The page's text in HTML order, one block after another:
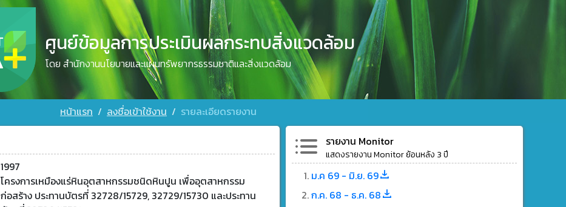
ศูนย์ข้อมูลการประเมินผลกระทบสิ่งแวดล้อม
โดย สำนักงานนโยบายและแผนทรัพยากรธรรมชาติและสิ่งแวดล้อม
หน้าแรก ลงชื่อเข้าใช้งาน รายละเอียดรายงาน
1997
โครงการเหมืองแร่หินอุตสาหกรรมชนิดหินปูน เพื่ออุตสาหกรรม
ก่อสร้าง ประทานบัตรที่ 32728/15729, 32729/15730 และประทาน
รายงาน Monitor
แสดงรายงาน Monitor ย้อนหลัง 3 ปี
ม.ค 69 - มิ.ย. 69
ก.ค. 68 - ธ.ค. 68